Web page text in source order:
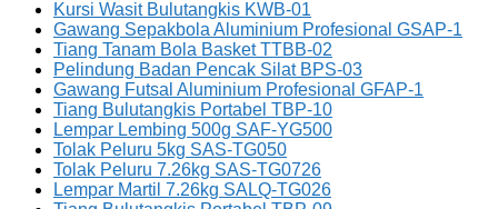
Kursi Wasit Bulutangkis KWB-01
Gawang Sepakbola Aluminium Profesional GSAP-1
Tiang Tanam Bola Basket TTBB-02
Pelindung Badan Pencak Silat BPS-03
Gawang Futsal Aluminium Profesional GFAP-1
Tiang Bulutangkis Portabel TBP-10
Lempar Lembing 500g SAF-YG500
Tolak Peluru 5kg SAS-TG050
Tolak Peluru 7.26kg SAS-TG0726
Lempar Martil 7.26kg SALQ-TG026